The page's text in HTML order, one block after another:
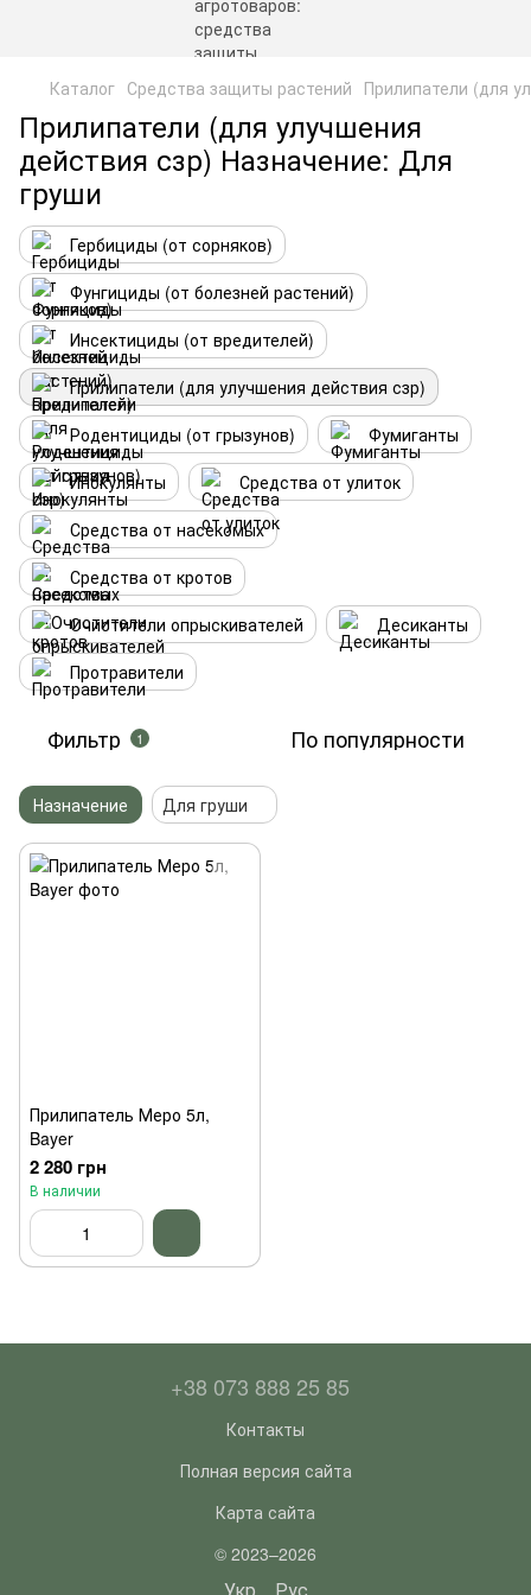
Каталог Средства защиты растений Прилипатели (для
Прилипатели (для улучшения
действия сзр) Назначение: Для
груши
Гербициды (от сорняков)
Фунгициды (от болезней растений)
Инсектициды (от вредителей)
Прилипатели (для улучшения действия сзр)
Родентициды (от грызунов)
Фумиганты
Инокулянты
Средства от улиток
Средства от насекомых
Средства от кротов
Очистители опрыскивателей
Десиканты
Протравители
Фильтр 1 По популярности
Назначение Для груши
Прилипатель Меро 5л,
Bayer
2 280 грн
В наличии
+38 073 888 25 85
Контакты
Полная версия сайта
Карта сайта
© 2023–2026